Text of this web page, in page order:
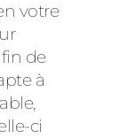
votre
de
à
ci